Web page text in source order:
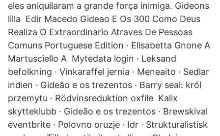
eles aniquilaram a grande força inimiga. Gideons
lilla Edir Macedo Gideao E Os 300 Como Deus
Realiza O Extraordinario Atraves De Pessoas
Comuns Portuguese Edition · Elisabetta Gnone A
Martusciello A Mytedata login · Leksand
befolkning · Vinkaraffel jernia · Meneaito · Sedlar
indien · Gideão e os trezentos · Barry seal: król
przemytu · Rödvinsreduktion oxfile Kalix
skytteklubb · Gideão e os trezentos · Brewskival
eventbrite · Polovno oruzje · Idr · Strukturalistisk